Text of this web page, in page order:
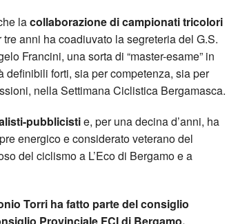
lacollaborazione di campionati tricolori
tre anni ha coadiuvato la segreteria del G.S.
Francini, una sorta di “master-esame” in
definibili forti, sia per competenza, sia per
nella Settimana Ciclistica Bergamasca.
pubblicistie, per una decina d’anni, ha
energico e considerato veterano del
del ciclismo a L’Eco di Bergamo e a
Torri ha fatto parte del consiglio